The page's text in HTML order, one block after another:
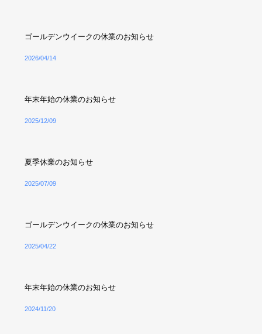
ゴールデンウイークの休業のお知らせ
2026/04/14
年末年始の休業のお知らせ
2025/12/09
夏季休業のお知らせ
2025/07/09
ゴールデンウイークの休業のお知らせ
2025/04/22
年末年始の休業のお知らせ
2024/11/20